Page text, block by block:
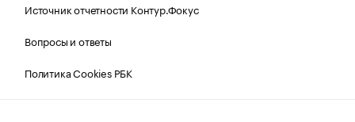
Источник отчетности Контур.Фокус
Вопросы и ответы
Политика Cookies РБК